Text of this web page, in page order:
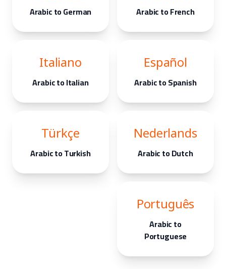
Arabic to French
Arabic to German
Español
Arabic to Spanish
Italiano
Arabic to Italian
Nederlands
Arabic to Dutch
Türkçe
Arabic to Turkish
Português
Arabic to
Portuguese